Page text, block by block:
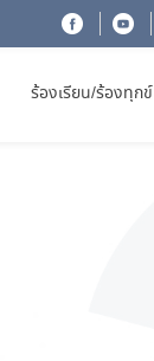
ร้องเรียน/ร้องทุกข์